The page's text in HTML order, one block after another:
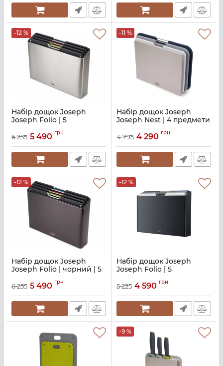
-12 %
Набір дощок Joseph
Joseph Folio | 5
Артикул:M01000853
6 255 5 490 грн
-11 %
Набір дощок Joseph
Joseph Nest | 4 предмети
Артикул: M01000732
4 795 4 290 грн
-12 %
Набір дощок Joseph
Joseph Folio | чорний | 5
Артикул:M01000854
6 255 5 490 грн
-12 %
Набір дощок Joseph
Joseph Folio | 5
Артикул:M01000858
5 225 4 590 грн
-9 %